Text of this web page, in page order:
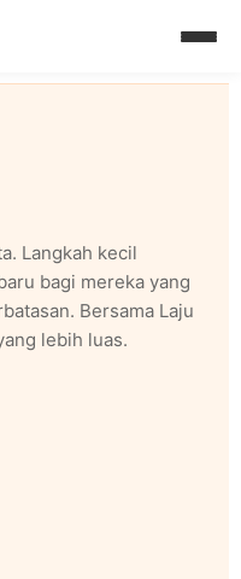
Langkah kecil
bagi mereka yang
Bersama Laju
lebih luas.